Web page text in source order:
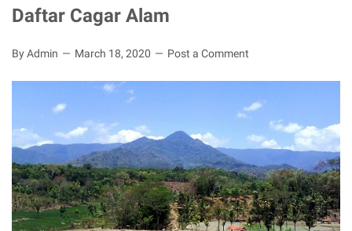
Daftar Cagar Alam
By Admin March 18, 2020 Post a Comment